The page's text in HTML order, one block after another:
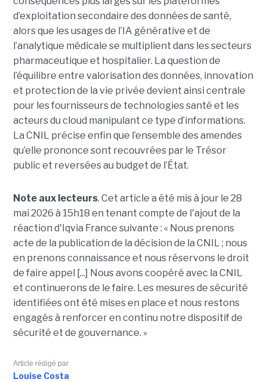
d’exploitation secondaire des données de santé,
alors que les usages de l’IA générative et de
l’analytique médicale se multiplient dans les secteurs
pharmaceutique et hospitalier. La question de
l’équilibre entre valorisation des données, innovation
et protection de la vie privée devient ainsi centrale
pour les fournisseurs de technologies santé et les
acteurs du cloud manipulant ce type d’informations.
La CNIL précise enfin que l’ensemble des amendes
qu’elle prononce sont recouvrées par le Trésor
public et reversées au budget de l’État.
Note aux lecteurs. Cet article a été mis à jour le 28
mai 2026 à 15h18 en tenant compte de l'ajout de la
réaction d'Iqvia France suivante : « Nous prenons
acte de la publication de la décision de la CNIL ; nous
en prenons connaissance et nous réservons le droit
de faire appel [...] Nous avons coopéré avec la CNIL
et continuerons de le faire. Les mesures de sécurité
identifiées ont été mises en place et nous restons
engagés à renforcer en continu notre dispositif de
sécurité et de gouvernance. »
Article rédigé par
Louise Costa